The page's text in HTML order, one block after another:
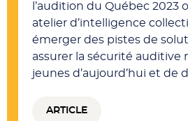
l’audition du Québec 2023
atelier d’intelligence
émerger des pistes de
assurer la sécurité auditive
jeunes d’aujourd’hui et de
ARTICLE